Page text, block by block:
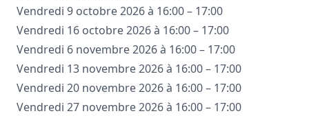
Vendredi 9 octobre 2026 à 16:00 – 17:00
Vendredi 16 octobre 2026 à 16:00 – 17:00
Vendredi 6 novembre 2026 à 16:00 – 17:00
Vendredi 13 novembre 2026 à 16:00 – 17:00
Vendredi 20 novembre 2026 à 16:00 – 17:00
Vendredi 27 novembre 2026 à 16:00 – 17:00